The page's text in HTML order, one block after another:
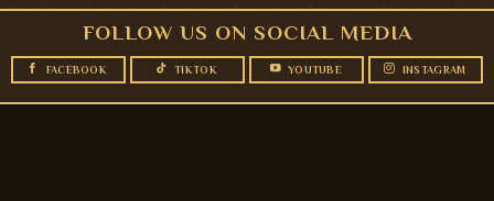
FOLLOW US ON SOCIAL MEDIA
FACEBOOK TIKTOK YOUTUBE INSTAGRAM